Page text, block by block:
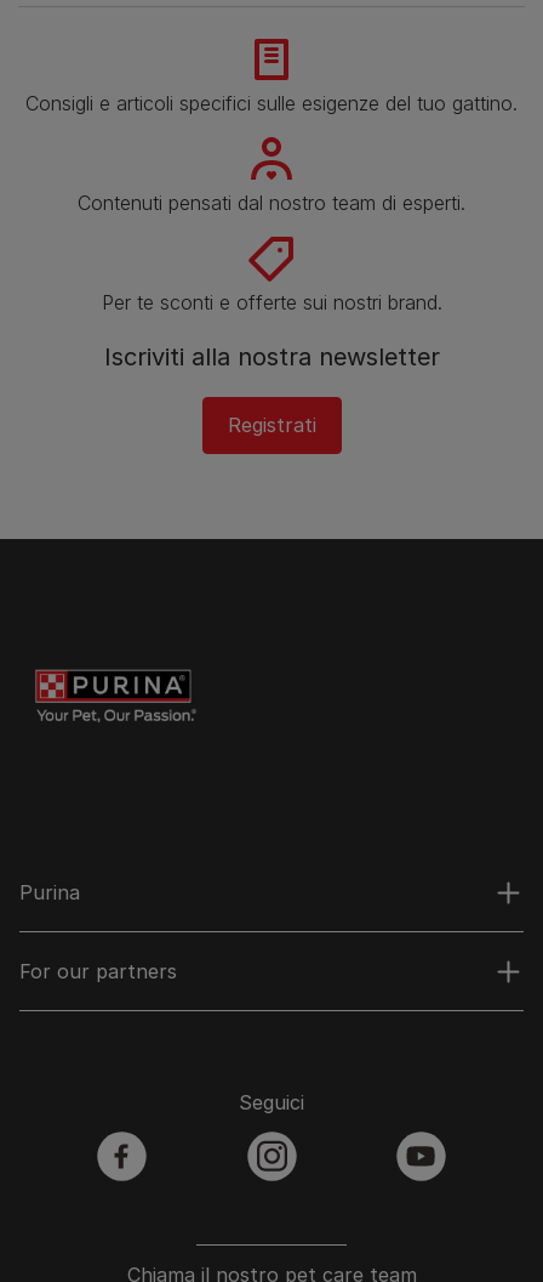
Consigli e articoli specifici sulle esigenze del tuo gattino.
Contenuti pensati dal nostro team di esperti.
Per te sconti e offerte sui nostri brand.
Iscriviti alla nostra newsletter
Registrati
Purina
For our partners
Chiama il nostro pet care team
Seguici
facebook instagram youtube